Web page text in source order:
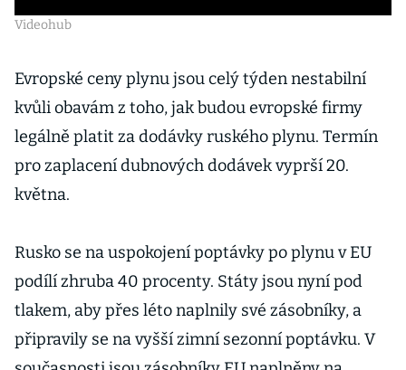
Videohub
Evropské ceny plynu jsou celý týden nestabilní
kvůli obavám z toho, jak budou evropské firmy
legálně platit za dodávky ruského plynu. Termín
pro zaplacení dubnových dodávek vyprší 20.
května.
Rusko se na uspokojení poptávky po plynu v EU
podílí zhruba 40 procenty. Státy jsou nyní pod
tlakem, aby přes léto naplnily své zásobníky, a
připravily se na vyšší zimní sezonní poptávku. V